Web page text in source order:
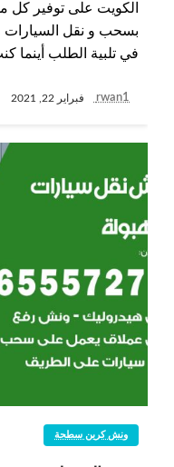
الكويت على توفير كل
بسحب و نقل السيارات
في تلبية الطلب أينما
rwan1 فبراير 22, 2021
ونش كرين سطحة